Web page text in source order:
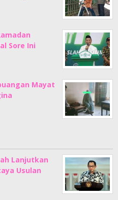
Sore Ini
Mayat
Lanjutkan
Usulan